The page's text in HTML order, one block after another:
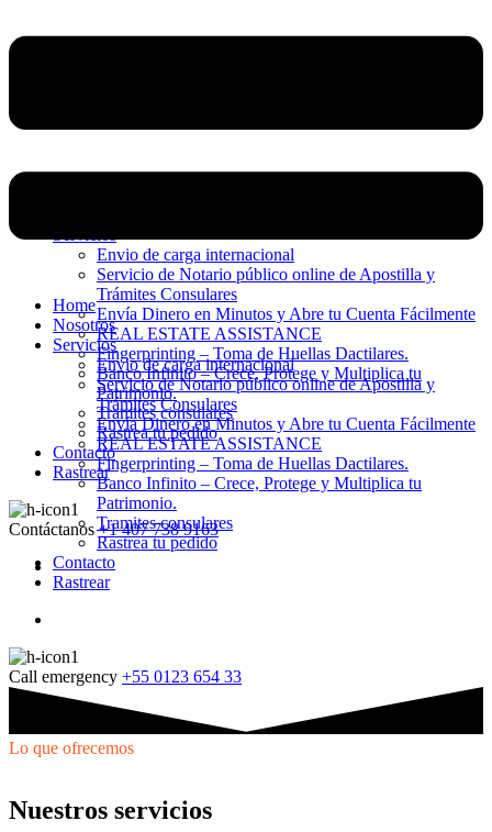
Envio de carga internacional
Servicio de Notario público online de Apostilla y
Trámites Consulares
Envía Dinero en Minutos y Abre tu Cuenta Fácilmente
REAL ESTATE ASSISTANCE
Fingerprinting – Toma de Huellas Dactilares.
Banco Infinito – Crece, Protege y Multiplica tu
Patrimonio.
Tramites consulares
Rastrea tu pedido
Contacto
Rastrear
Contáctanos +1 407 738 9163
Home
Nosotros
Servicios
Envio de carga internacional
Servicio de Notario público online de Apostilla y
Trámites Consulares
Envía Dinero en Minutos y Abre tu Cuenta Fácilmente
REAL ESTATE ASSISTANCE
Fingerprinting – Toma de Huellas Dactilares.
Banco Infinito – Crece, Protege y Multiplica tu
Patrimonio.
Tramites consulares
Rastrea tu pedido
Contacto
Rastrear
Call emergency +55 0123 654 33
Lo que ofrecemos
Nuestros servicios